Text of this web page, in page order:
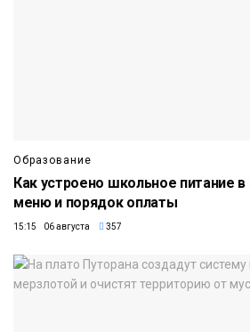
Образование
Как устроено школьное питание
меню и порядок оплаты
15:15 06 августа 357